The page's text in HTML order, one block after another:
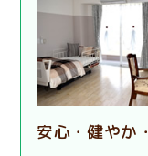
安心・健やか